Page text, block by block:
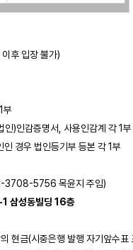
후 입장 불가)
부
인)인감증명서, 사용인감계 각 1부
인 경우 법인등기부 등본 각 1부
3708-5756 목윤지 주임)
삼성동빌딩 16층
의 현금(시중은행 발행 자